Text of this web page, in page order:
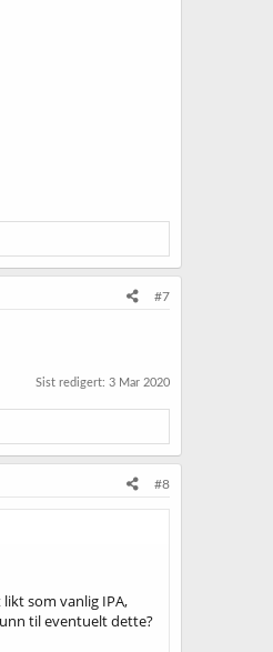
#7
Sist redigert: 3 Mar 2020
#8
som vanlig IPA,
til eventuelt dette?